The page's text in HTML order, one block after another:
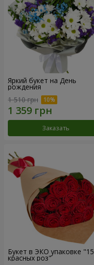
Яркий букет на День
рождения
1 510 грн
Заказать
Букет в ЭКО упаковке "15
красных роз"